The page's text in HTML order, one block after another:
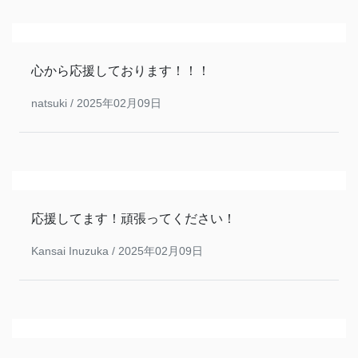
心から応援しております！！！
natsuki / 2025年02月09日
応援してます！頑張ってください！
Kansai Inuzuka / 2025年02月09日